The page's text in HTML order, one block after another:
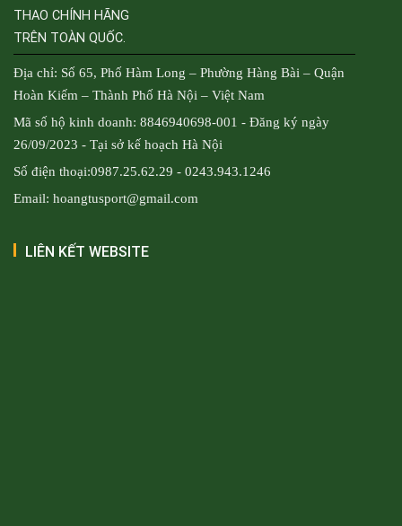
THAO CHÍNH HÃNG
TRÊN TOÀN QUỐC.
Địa chỉ: Số 65, Phố Hàm Long – Phường Hàng Bài – Quận
Hoàn Kiếm – Thành Phố Hà Nội – Việt Nam
Mã số hộ kinh doanh: 8846940698-001 - Đăng ký ngày
26/09/2023 - Tại sở kế hoạch Hà Nội
Số điện thoại:0987.25.62.29 - 0243.943.1246
Email: hoangtusport@gmail.com
LIÊN KẾT WEBSITE